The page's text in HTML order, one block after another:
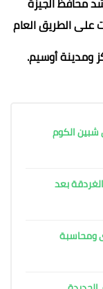
على الطريق العام
ومدينة أوسيم.
الكوم
بعد
ومحاسبة